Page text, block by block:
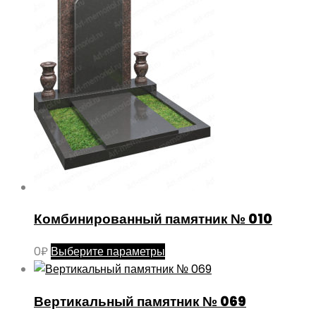
Комбинированный памятник № 010
0₽ Выберите параметры
товар
несколько
Вертикальный памятник № 069